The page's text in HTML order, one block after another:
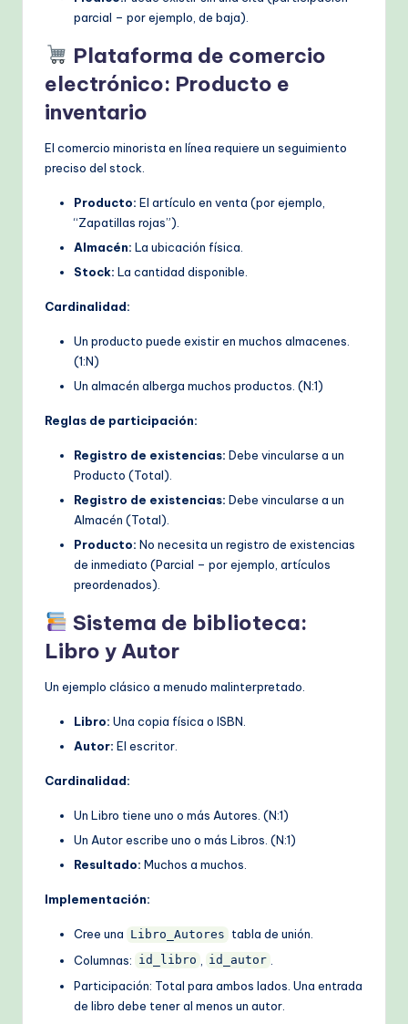
parcial – por ejemplo, de baja).
Plataforma de comercio
electrónico: Producto e
inventario
El comercio minorista en línea requiere un seguimiento
preciso del stock.
Producto: El artículo en venta (por ejemplo,
“Zapatillas rojas”).
Almacén: La ubicación física.
Stock: La cantidad disponible.
Cardinalidad:
Un producto puede existir en muchos almacenes.
(1:N)
Un almacén alberga muchos productos. (N:1)
Reglas de participación:
Registro de existencias: Debe vincularse a un
Producto (Total).
Registro de existencias: Debe vincularse a un
Almacén (Total).
Producto: No necesita un registro de existencias
de inmediato (Parcial – por ejemplo, artículos
preordenados).
Sistema de biblioteca:
Libro y Autor
Un ejemplo clásico a menudo malinterpretado.
Libro: Una copia física o ISBN.
Autor: El escritor.
Cardinalidad:
Un Libro tiene uno o más Autores. (N:1)
Un Autor escribe uno o más Libros. (N:1)
Resultado: Muchos a muchos.
Implementación:
Cree una Libro_Autores tabla de unión.
Columnas: id_libro id_autor
Participación: Total para ambos lados. Una entrada
de libro debe tener al menos un autor.